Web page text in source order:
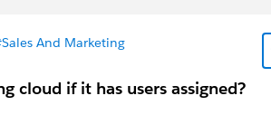
And Marketing
cloud if it has users assigned?